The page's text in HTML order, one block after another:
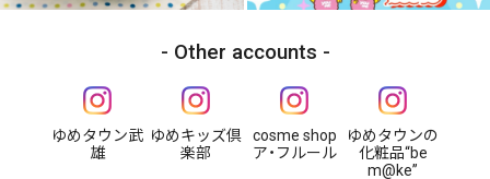
Other accounts
ゆめタウン武
雄
ゆめキッズ倶
楽部
cosme shop
ア・フルール
ゆめタウンの
化粧品“be
m@ke”